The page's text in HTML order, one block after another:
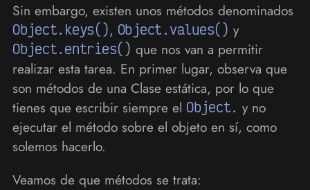
Sin embargo, existen unos métodos denominados
Object.keys(), Object.values() y
Object.entries() que nos van a permitir
realizar esta tarea. En primer lugar, observa que
son métodos de una Clase estática, por lo que
tienes que escribir siempre el Object. y no
ejecutar el método sobre el objeto en sí, como
solemos hacerlo.
Veamos de que métodos se trata: